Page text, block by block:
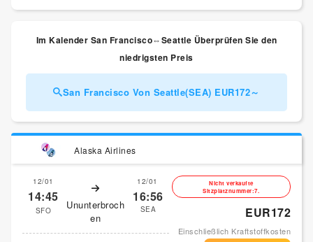
Im Kalender San Francisco⇔Seattle Überprüfen Sie den
niedrigsten Preis
San Francisco Von Seattle(SEA) EUR172～
Alaska Airlines
12/01
14:45
SFO
Ununterbroch
en
12/01
16:56
SEA
Nicht verkaufte
Sitzplatznummer:7.
EUR172
Einschließlich Kraftstoffkosten